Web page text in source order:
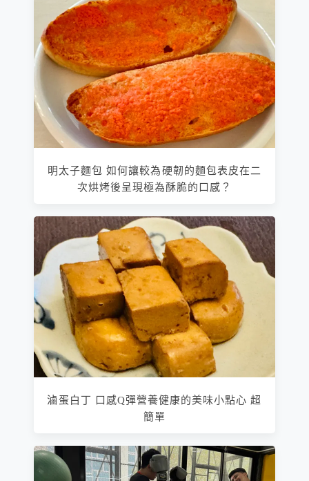
明太子麵包 如何讓較為硬韌的麵包表皮在二
次烘烤後呈現極為酥脆的口感？
滷蛋白丁 口感Q彈營養健康的美味小點心 超
簡單